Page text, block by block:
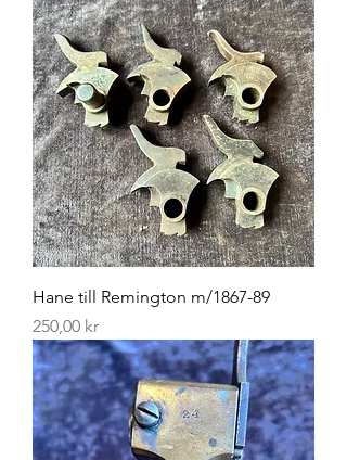
Hane till Remington m/1867-89
Pris
250,00 kr